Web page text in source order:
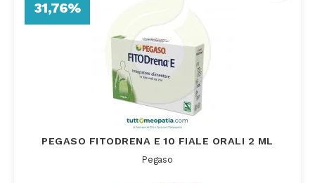
PEGASO FITODRENA E 10 FIALE ORALI 2 ML
Pegaso
31,76%